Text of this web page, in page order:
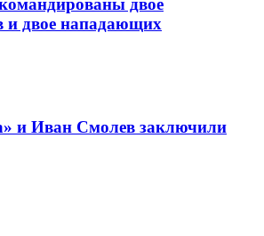
двое
и двое нападающих
и Иван Смолев заключили